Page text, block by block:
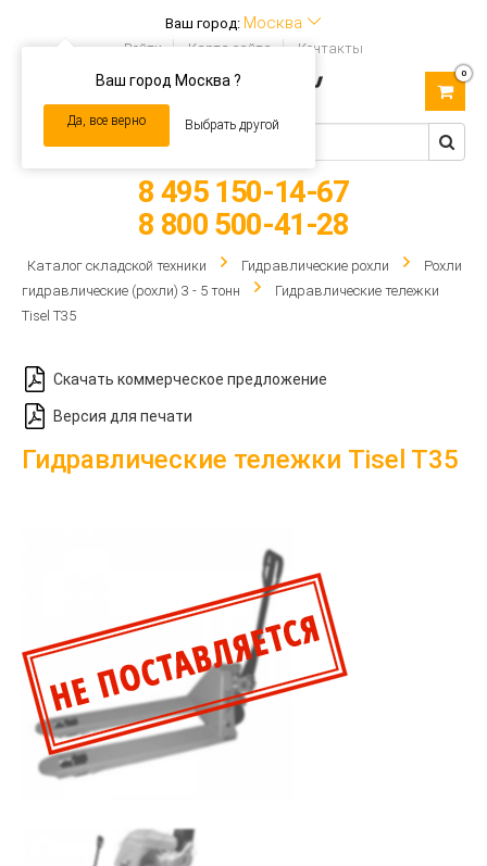
Ваш город: Москва
Ваш город Москва ?
Да, все верно Выбрать другой
Войти Карта сайта Контакты
navigation
0
8 495 150-14-67
8 800 500-41-28
Каталог складской техники Гидравлические рохли
Рохли
гидравлические (рохли) 3 - 5 тонн
Гидравлические тележки
Tisel T35
Скачать коммерческое предложение
Версия для печати
Гидравлические тележки Tisel T35